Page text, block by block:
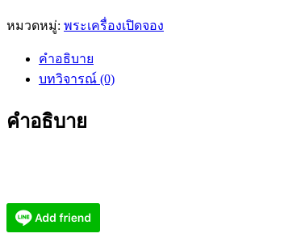
หมวดหมู่: พระเครื่องเปิดจอง
คำอธิบาย
บทวิจารณ์ (0)
คำอธิบาย